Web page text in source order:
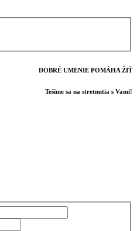
DOBRÉ UMENIE POMÁHA ŽIŤ
Tešíme sa na stretnutia s Vami!